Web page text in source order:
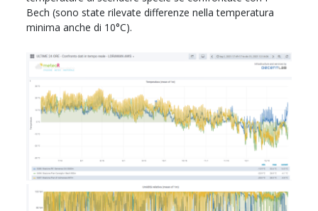
Bech (sono state rilevate differenze nella temperatura
minima anche di 10°C).